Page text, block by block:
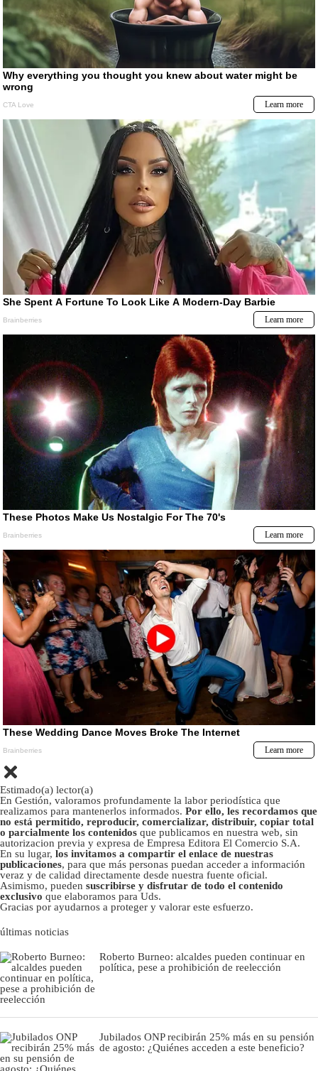
Estimado(a) lector(a)
En Gestión, valoramos profundamente la labor periodística que
realizamos para mantenerlos informados. Por ello, les recordamos que
no está permitido, reproducir, comercializar, distribuir, copiar total
o parcialmente los contenidos que publicamos en nuestra web, sin
autorizacion previa y expresa de Empresa Editora El Comercio S.A.
En su lugar, los invitamos a compartir el enlace de nuestras
publicaciones, para que más personas puedan acceder a información
veraz y de calidad directamente desde nuestra fuente oficial.
Asimismo, pueden suscribirse y disfrutar de todo el contenido
exclusivo que elaboramos para Uds.
Gracias por ayudarnos a proteger y valorar este esfuerzo.
últimas noticias
Roberto Burneo: alcaldes pueden continuar en
política, pese a prohibición de reelección
Jubilados ONP recibirán 25% más en su pensión
de agosto: ¿Quiénes acceden a este beneficio?